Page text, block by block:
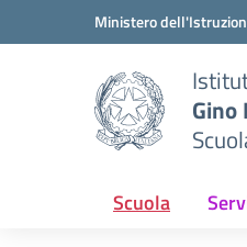
Vai ai contenuti
Vai al menu di navigazione
Ministero
Gino
Scuola